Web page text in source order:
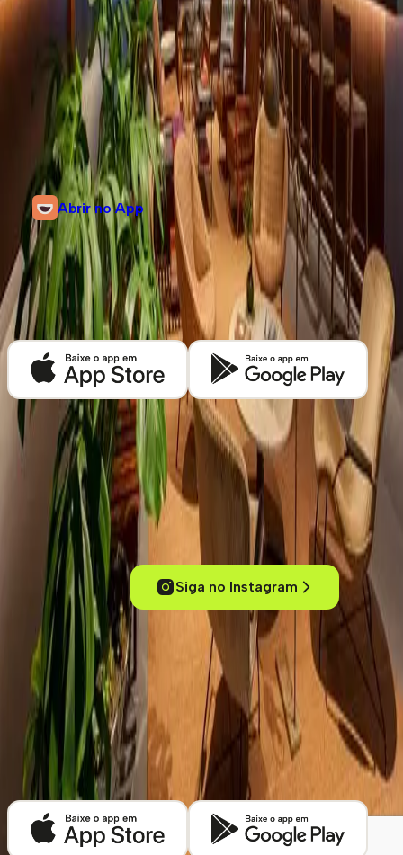
Se você está em busca de lugares com café especial em
São Paulo, o
Perseu Coffee Houseé uma ótima opção para incluir no seu roteiro.
Informações
Alameda Santos, 2159
Cerqueira César, São Paulo, São Paulo
Abrir no App
Descubra mais cafeterias emSão Paulo
Baixe o app Kafex e encontre as melhores cafeterias de café especial
perto de você.
Experimente cafés de um jeito inteligente
Conecte-se com outros amantes de café, acesse conteúdos
exclusivos, descubra cafeterias pelo mundo e mergulhe no universo
dos cafés especiais.
ola@kafex.com.br Siga no Instagram
Home
Eventos
Cursos e Workshops
Loja
Empresas
Blog
Contato
Cafeterias
Sobre
Termos de uso
Política de Privacidade